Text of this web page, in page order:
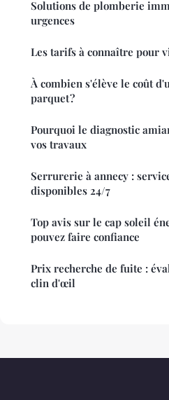
Solutions de plomberie
urgences
Les tarifs à connaître pour
À combien s'élève le coût
parquet ?
Pourquoi le diagnostic
vos travaux
Serrurerie à annecy :
disponibles 24/7
Top avis sur le cap soleil
pouvez faire confiance
Prix recherche de fuite :
clin d'œil